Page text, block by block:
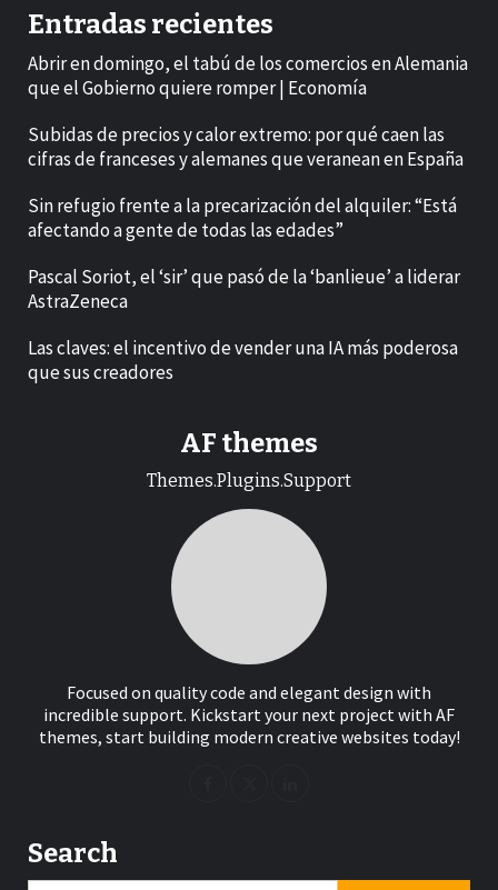
Entradas recientes
Abrir en domingo, el tabú de los comercios en Alemania
que el Gobierno quiere romper | Economía
Subidas de precios y calor extremo: por qué caen las
cifras de franceses y alemanes que veranean en España
Sin refugio frente a la precarización del alquiler: “Está
afectando a gente de todas las edades”
Pascal Soriot, el ‘sir’ que pasó de la ‘banlieue’ a liderar
AstraZeneca
Las claves: el incentivo de vender una IA más poderosa
que sus creadores
AF themes
Themes.Plugins.Support
Focused on quality code and elegant design with
incredible support. Kickstart your next project with AF
themes, start building modern creative websites today!
Search